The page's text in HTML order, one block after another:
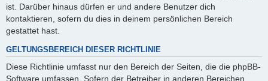
ist. Darüber hinaus dürfen er und andere Benutzer dich
kontaktieren, sofern du dies in deinem persönlichen Bereich
gestattet hast.
GELTUNGSBEREICH DIESER RICHTLINIE
Diese Richtlinie umfasst nur den Bereich der Seiten, die die phpBB-
Software umfassen. Sofern der Betreiber in anderen Bereichen